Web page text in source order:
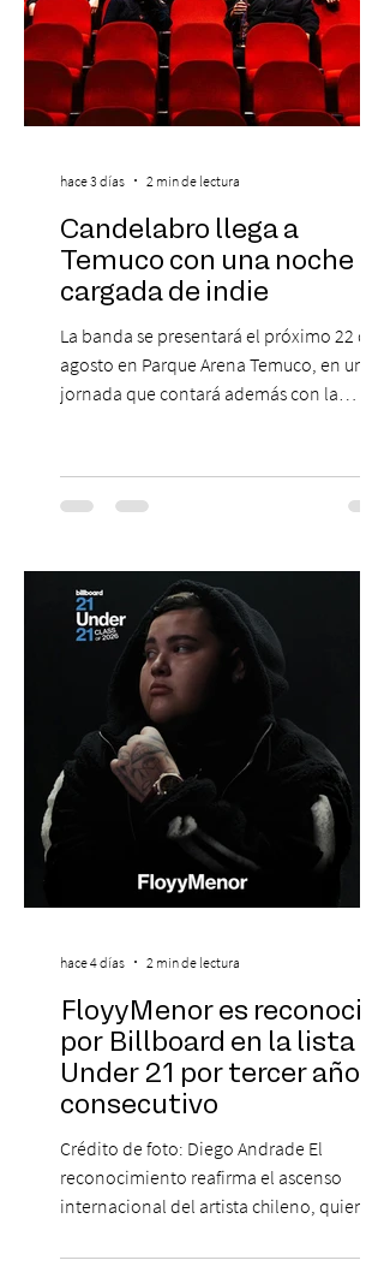
Candelabro llega a
Temuco con una noche
cargada de indie
La banda se presentará el próximo 22 de
agosto en Parque Arena Temuco, en una
jornada que contará además con la
agosto, el Parque Arena Temuco será
escenario de una noche dedicada al indie
banda que llegará a la capital de La
Araucanía para ofrecer un show cargado
de energía, guitarras y canciones que han
marcado su breve pero exitosa trayectoria.
hace 3 días 2 min de lectura
FloyyMenor es reconocido
por Billboard en la lista 21
Under 21 por tercer año
consecutivo
Crédito de foto: Diego Andrade El
reconocimiento reafirma el ascenso
internacional del artista chileno, quien
en la escena global. MIAMI, FL (3 de agosto
hace 4 días 2 min de lectura